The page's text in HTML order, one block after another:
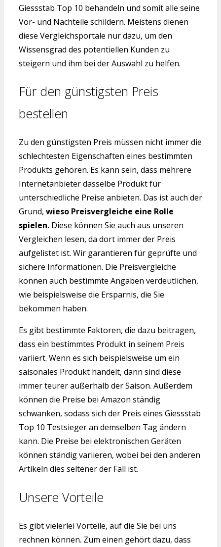
Giessstab Top 10 behandeln und somit alle seine
Vor- und Nachteile schildern. Meistens dienen
diese Vergleichsportale nur dazu, um den
Wissensgrad des potentiellen Kunden zu
steigern und ihm bei der Auswahl zu helfen.
Für den günstigsten Preis
bestellen
Zu den günstigsten Preis müssen nicht immer die
schlechtesten Eigenschaften eines bestimmten
Produkts gehören. Es kann sein, dass mehrere
Internetanbieter dasselbe Produkt für
unterschiedliche Preise anbieten. Das ist auch der
Grund, wieso Preisvergleiche eine Rolle
spielen. Diese können Sie auch aus unseren
Vergleichen lesen, da dort immer der Preis
aufgelistet ist. Wir garantieren für geprüfte und
sichere Informationen. Die Preisvergleiche
können auch bestimmte Angaben verdeutlichen,
wie beispielsweise die Ersparnis, die Sie
bekommen haben.
Es gibt bestimmte Faktoren, die dazu beitragen,
dass ein bestimmtes Produkt in seinem Preis
variiert. Wenn es sich beispielsweise um ein
saisonales Produkt handelt, dann sind diese
immer teurer außerhalb der Saison. Außerdem
können die Preise bei Amazon ständig
schwanken, sodass sich der Preis eines Giessstab
Top 10 Testsieger an demselben Tag ändern
kann. Die Preise bei elektronischen Geräten
können ständig variieren, wobei bei den anderen
Artikeln dies seltener der Fall ist.
Unsere Vorteile
Es gibt vielerlei Vorteile, auf die Sie bei uns
rechnen können. Zum einen gehört dazu, dass